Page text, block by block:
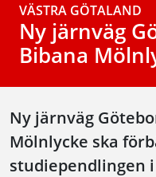
VÄSTRA GÖTALAND
Ny järnväg
Bibana
Ny järnväg
Mölnlycke ska
studiependlingen